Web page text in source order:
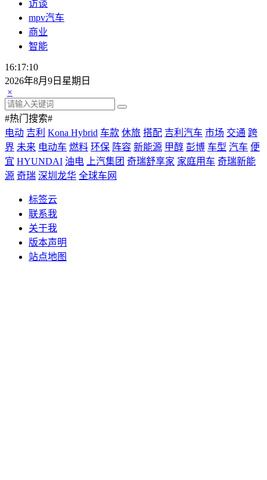
访谈
mpv汽车
商业
智能
16:17:13
2026年8月9日星期日
×
#热门搜索#
电动 吉利 Kona Hybrid 车款 休旅 搭配 吉利汽车 市场 交通 跨
界 未来 电动车 燃料 环保 阵容 新能源 甲醇 彭博 车型 汽车 便
宜 HYUNDAI 油电 上汽集团 奇瑞舒享家 家庭用车 奇瑞新能
源 奇瑞 深圳龙华 全球车网
标签云
联系我
关于我
版本声明
站点地图